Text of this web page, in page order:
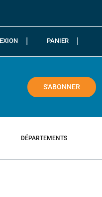
PANIER
S'ABONNER
DÉPARTEMENTS